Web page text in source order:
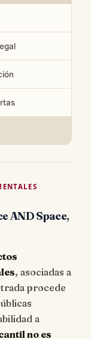
AND Space,
, asociadas a
procede
a
no es